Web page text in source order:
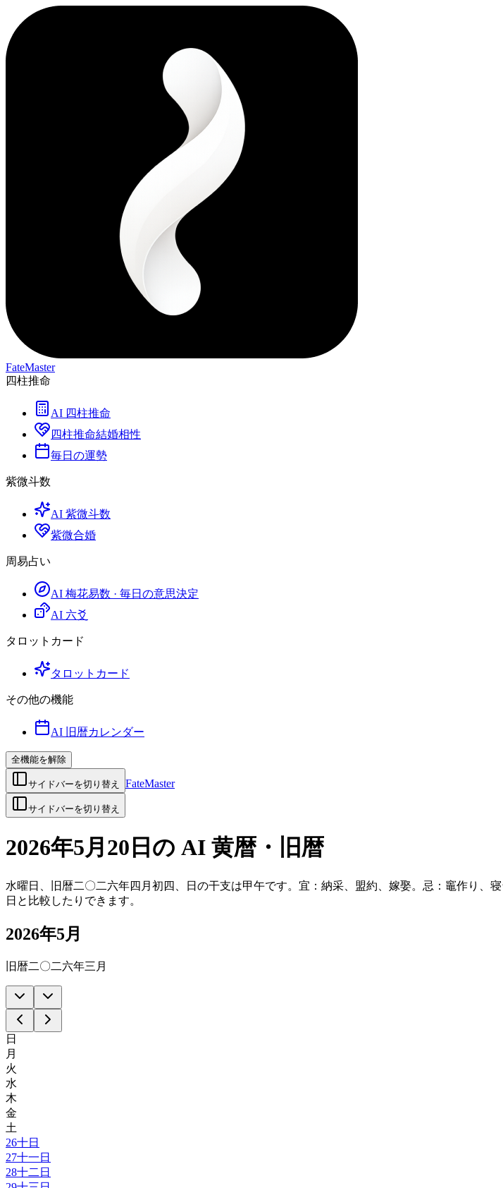
FateMaster
四柱推命
AI 四柱推命
四柱推命結婚相性
毎日の運勢
紫微斗数
AI 紫微斗数
紫微合婚
周易占い
AI 梅花易数 · 毎日の意思決定
AI 六爻
タロットカード
タロットカード
その他の機能
AI 旧暦カレンダー
全機能を解除
サイドバーを切り替え FateMaster
サイドバーを切り替え
2026年5月20日の AI 黄暦・旧暦
水曜日、旧暦二〇二六年四月初四、日の干支は甲午です。宜：納采、盟約、嫁娶。忌：竈作り
日と比較したりできます。
2026年5月
旧暦二〇二六年三月
日
月
火
水
木
金
土
26十日
27十一日
28十二日